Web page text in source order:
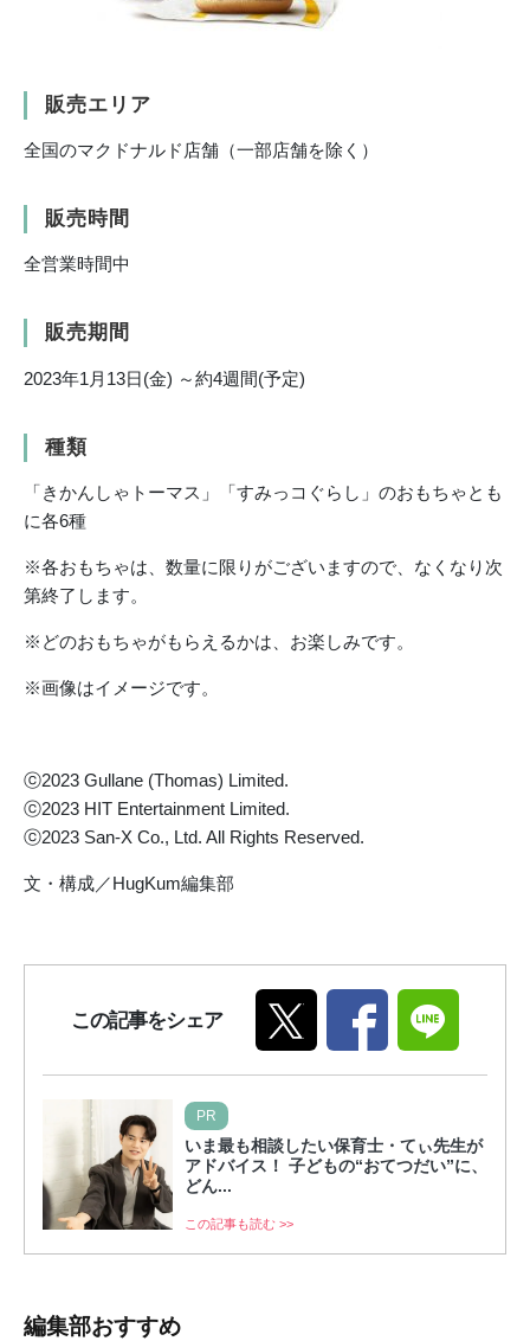
販売エリア
全国のマクドナルド店舗（一部店舗を除く）
販売時間
全営業時間中
販売期間
2023年1月13日(金) ～約4週間(予定)
種類
「きかんしゃトーマス」「すみっコぐらし」のおもちゃとも
に各6種
※各おもちゃは、数量に限りがございますので、なくなり次
第終了します。
※どのおもちゃがもらえるかは、お楽しみです。
※画像はイメージです。
ⓒ2023 Gullane (Thomas) Limited.
ⓒ2023 HIT Entertainment Limited.
ⓒ2023 San-X Co., Ltd. All Rights Reserved.
文・構成／HugKum編集部
この記事をシェア
PR
いま最も相談したい保育士・てぃ先生が
アドバイス！ 子どもの“おてつだい”に、
どん...
この記事も読む >>
編集部おすすめ